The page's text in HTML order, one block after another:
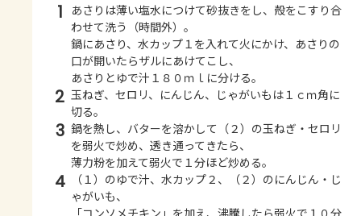
1
あさりは薄い塩水につけて砂抜きをし、殻をこすり合
わせて洗う（時間外）。
鍋にあさり、水カップ１を入れて火にかけ、あさりの
口が開いたらザルにあけてこし、
あさりとゆで汁１８０ｍｌに分ける。
2 玉ねぎ、セロリ、にんじん、じゃがいもは１ｃｍ角に
切る。
3 鍋を熱し、バターを溶かして（２）の玉ねぎ・セロリ
を弱火で炒め、透き通ってきたら、
薄力粉を加えて弱火で１分ほど炒める。
4
（１）のゆで汁、水カップ２、（２）のにんじん・じ
ゃがいも、